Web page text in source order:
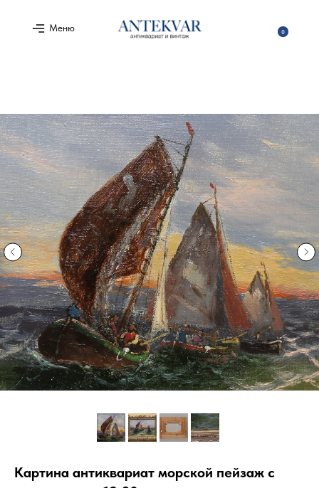
Меню 0
Картина антиквариат морской пейзаж с